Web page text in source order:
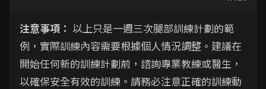
注意事項： 以上只是一週三次腿部訓練計劃的範
例，實際訓練內容需要根據個人情況調整。建議在
開始任何新的訓練計劃前，諮詢專業教練或醫生，
以確保安全有效的訓練。請務必注意正確的訓練動